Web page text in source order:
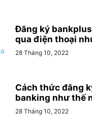
Đăng ký
qua điện thoại
28 Tháng 10, 2022
Cách thức đăng
banking như thế
28 Tháng 10, 2022